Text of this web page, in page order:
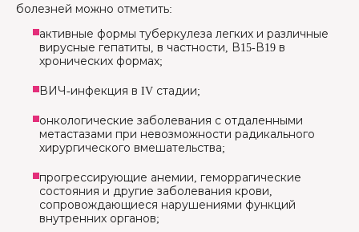
болезней можно отметить:
активные формы туберкулеза легких и различные
вирусные гепатиты, в частности, В15-В19 в
хронических формах;
ВИЧ-инфекция в IV стадии;
онкологические заболевания с отдаленными
метастазами при невозможности радикального
хирургического вмешательства;
прогрессирующие анемии, геморрагические
состояния и другие заболевания крови,
сопровождающиеся нарушениями функций
внутренних органов;